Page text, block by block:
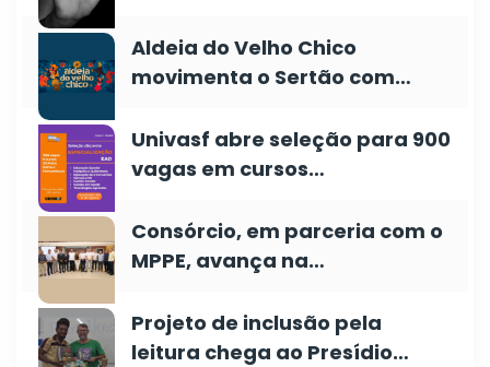
Aldeia do Velho Chico
movimenta o Sertão com…
Univasf abre seleção para 900
vagas em cursos…
Consórcio, em parceria com o
MPPE, avança na…
Projeto de inclusão pela
leitura chega ao Presídio…